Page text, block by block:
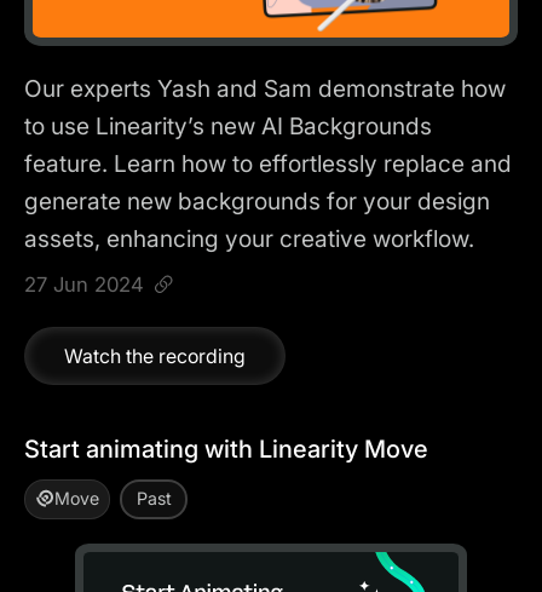
Our experts Yash and Sam demonstrate how
to use Linearity’s new AI Backgrounds
feature. Learn how to effortlessly replace and
generate new backgrounds for your design
assets, enhancing your creative workflow.
27 Jun 2024
Watch the recording
Start animating with Linearity Move
Move Past